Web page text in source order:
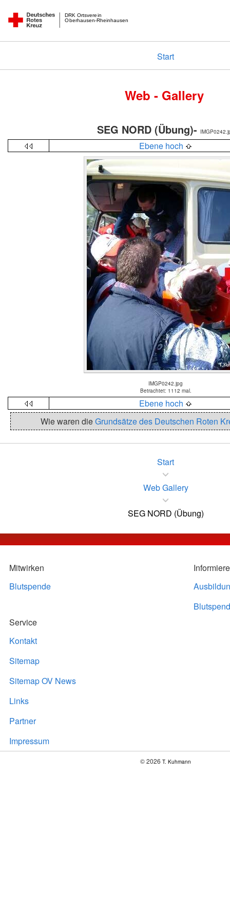
Oberhausen-Rheinhausen
DRK Ortsverein
Start
Web - Gallery
SEG NORD (Übung)-
Ebene hoch
IMGP0242.jpg
Betrachtet: 1112 mal.
Ebene hoch
Wie waren dieGrundsätze des Deutschen Roten
Start
Web Gallery
SEG NORD (Übung)
Mitwirken
Blutspende
Service
Kontakt
Sitemap
Sitemap OV News
Links
Partner
Impressum
© 2026 T. Kuhmann